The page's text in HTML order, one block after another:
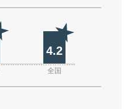
4.2
全国